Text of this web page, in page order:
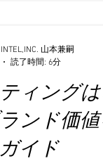
やそう、もっと価
的な解決にはなり
品そのものの差で
値を決めているか
“価値の伝え方”に
。商品のデザイン
それだけでは手に
ィング
ンド価
イド
山本兼嗣
読了時間: 6分